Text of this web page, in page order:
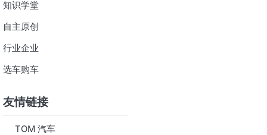
知识学堂
自主原创
行业企业
选车购车
友情链接
TOM 汽车